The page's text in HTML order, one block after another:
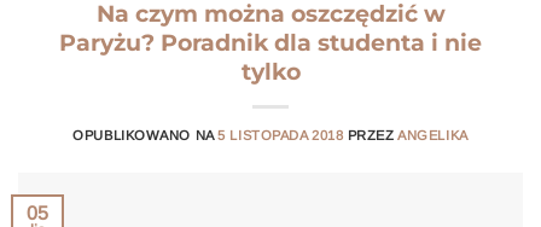
Na czym można oszczędzić w
Paryżu? Poradnik dla studenta i nie
tylko
OPUBLIKOWANO NA5 LISTOPADA 2018 PRZEZANGELIKA
05